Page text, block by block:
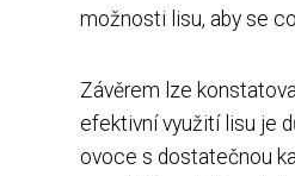
možnosti lisu, aby se
Závěrem lze
efektivní využití lisu je
ovoce s dostatečnou